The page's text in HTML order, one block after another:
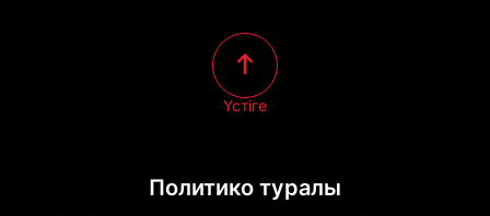
Политико туралы
Үстіге